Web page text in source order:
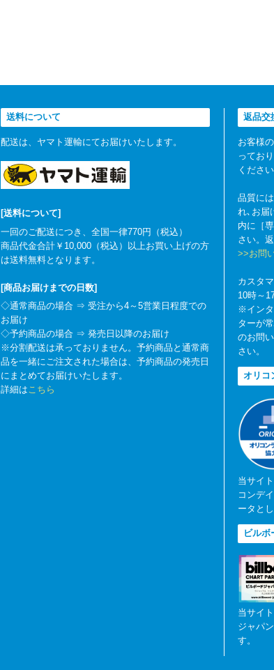
送料について
配送は、ヤマト運輸にてお届けいたします。
[送料について]
一回のご配送につき、全国一律770円（税込）
商品代金合計￥10,000（税込）以上お買い上げの方
は送料無料となります。
[商品お届けまでの日数]
◇通常商品の場合 ⇒ 受注から4～5営業日程度での
お届け
◇予約商品の場合 ⇒ 発売日以降のお届け
※分割配送は承っておりません。予約商品と通常商
品を一緒にご注文された場合は、予約商品の発売日
にまとめてお届けいたします。
詳細はこちら
返品交
お客様
ってお
ください
品質に
れ､お届
内に［
さい。
>>お問
カスタ
10時～
※インタ
ターが
のお問
さい。
オリコ
当サイ
コンデ
ータと
ビルボ
当サイ
ジャパ
す。